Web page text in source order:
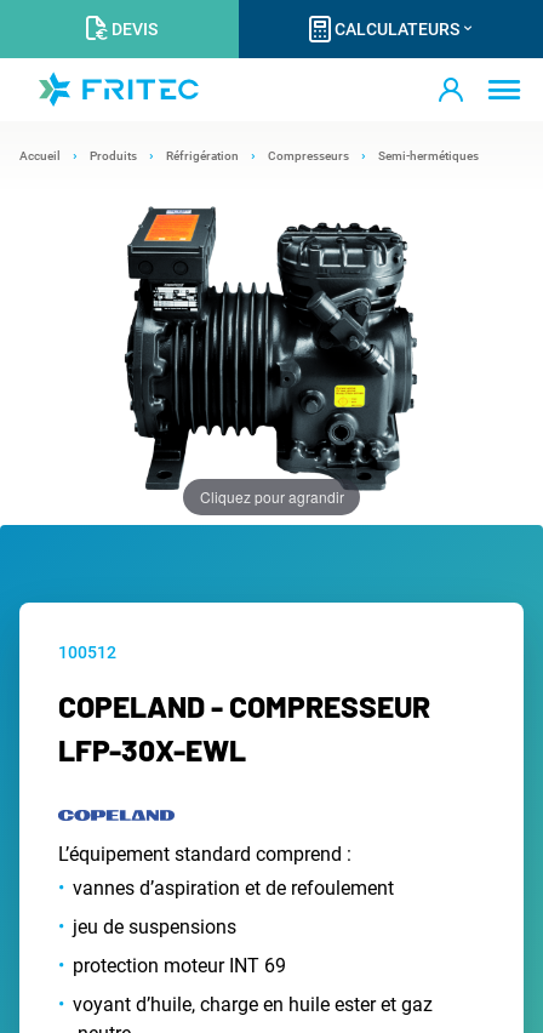
DEVIS CALCULATEURS
Accueil Produits Réfrigération Compresseurs Semi-hermétiques
Cliquez pour agrandir
100512
COPELAND - COMPRESSEUR
LFP-30X-EWL
L’équipement standard comprend :
vannes d’aspiration et de refoulement
jeu de suspensions
protection moteur INT 69
voyant d’huile, charge en huile ester et gaz